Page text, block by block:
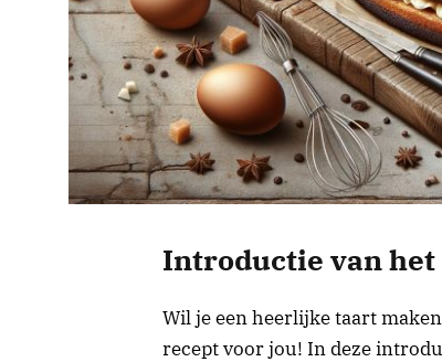
Introductie van
Wil je een heerlijke taart
recept voor jou! In deze